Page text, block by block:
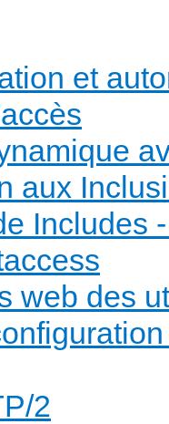
et
aux
Includes
web des
2